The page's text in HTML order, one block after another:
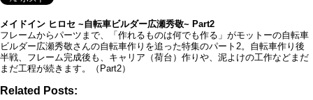
メイドイン ヒロセ ~自転車ビルダー広瀬秀敬~ Part2
フレームからパーツまで、「作れるものは何でも作る」がモットーの自転車
ビルダー広瀬秀敬さんの自転車作りを追った特集のパート2。自転車作り後
半戦、フレーム完成後も、キャリア（荷台）作りや、泥よけの工作などまだ
まだ工程が続きます。（Part2）
Related Posts: